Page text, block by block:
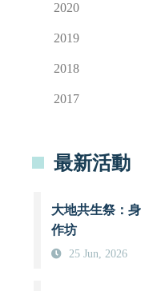
2020
2019
2018
2017
最新活動
大地共生祭：
作坊
25 Jun, 2026